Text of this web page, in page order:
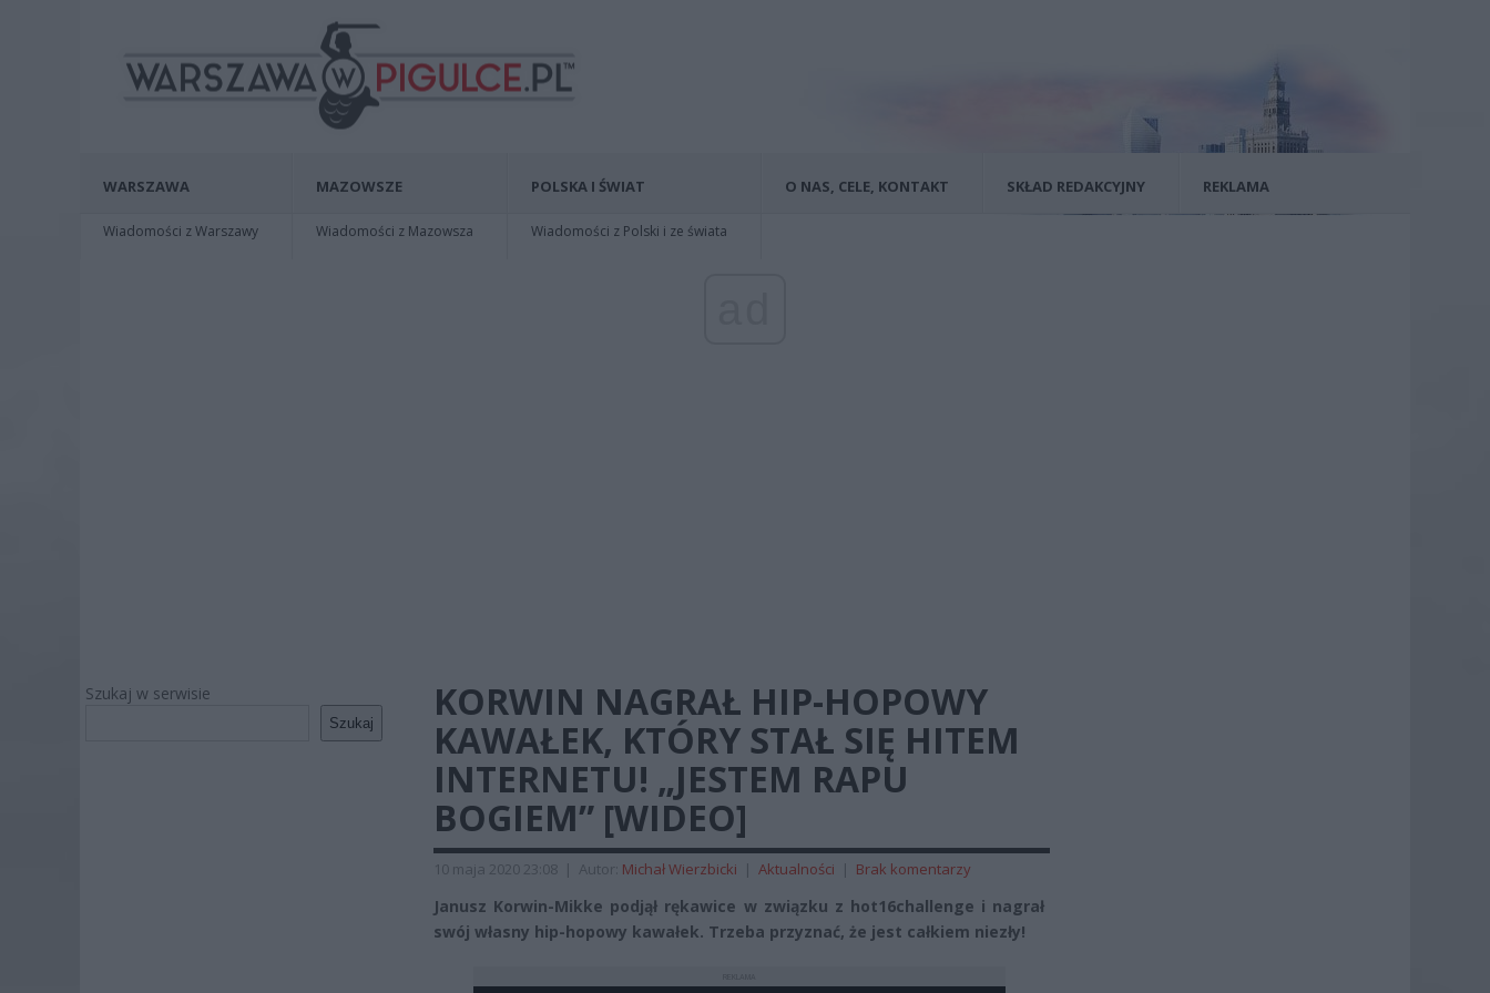
WARSZAWA
Wiadomości z Warszawy
MAZOWSZE
Wiadomości z Mazowsza
POLSKA I ŚWIAT
Wiadomości z Polski i ze świata
O NAS, CELE, KONTAKT SKŁAD REDAKCYJNY REKLAMA
Szukaj w serwisie
Szukaj
KORWIN NAGRAŁ HIP-HOPOWY
KAWAŁEK, KTÓRY STAŁ SIĘ HITEM
INTERNETU! „JESTEM RAPU
BOGIEM” [WIDEO]
10 maja 2020 23:08 | Autor: Michał Wierzbicki | Aktualności | Brak komentarzy
Janusz Korwin-Mikke podjął rękawice w związku z hot16challenge i nagrał
swój własny hip-hopowy kawałek. Trzeba przyznać, że jest całkiem niezły!